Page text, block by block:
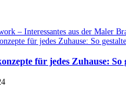
– Interessantes aus der Maler
für jedes Zuhause: So